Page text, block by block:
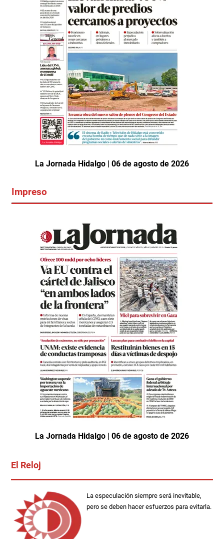
La Jornada Hidalgo | 06 de agosto de 2026
Impreso
La Jornada Hidalgo | 06 de agosto de 2026
El Reloj
La especulación siempre será inevitable,
pero se deben hacer esfuerzos para evitarla.